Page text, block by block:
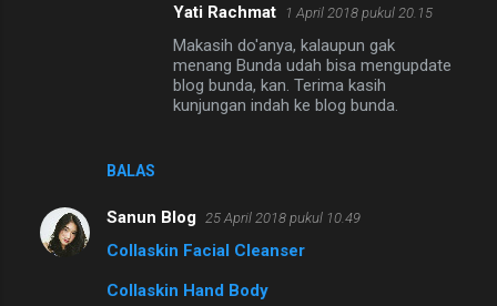
BALAS
Yati Rachmat 1 April 2018 pukul 20.15
Makasih do'anya, kalaupun gak
menang Bunda udah bisa mengupdate
blog bunda, kan. Terima kasih
kunjungan indah ke blog bunda.
Sanun Blog 25 April 2018 pukul 10.49
Collaskin Facial Cleanser
Collaskin Hand Body